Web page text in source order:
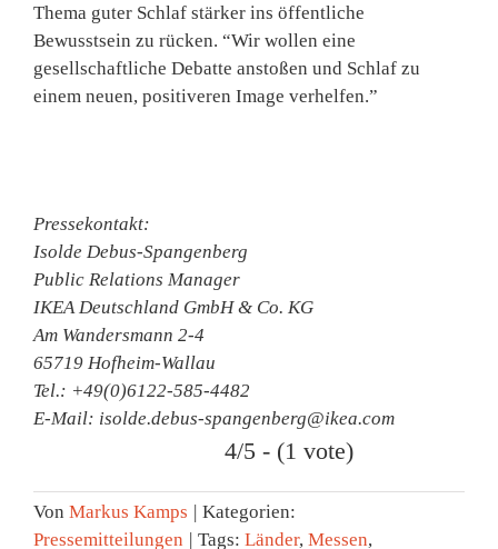
Thema guter Schlaf stärker ins öffentliche
Bewusstsein zu rücken. “Wir wollen eine
gesellschaftliche Debatte anstoßen und Schlaf zu
einem neuen, positiveren Image verhelfen.”
Pressekontakt:
Isolde Debus-Spangenberg
Public Relations Manager
IKEA Deutschland GmbH & Co. KG
Am Wandersmann 2-4
65719 Hofheim-Wallau
Tel.: +49(0)6122-585-4482
E-Mail: isolde.debus-spangenberg@ikea.com
4/5 - (1 vote)
Von Markus Kamps | Kategorien:
Pressemitteilungen | Tags: Länder, Messen,